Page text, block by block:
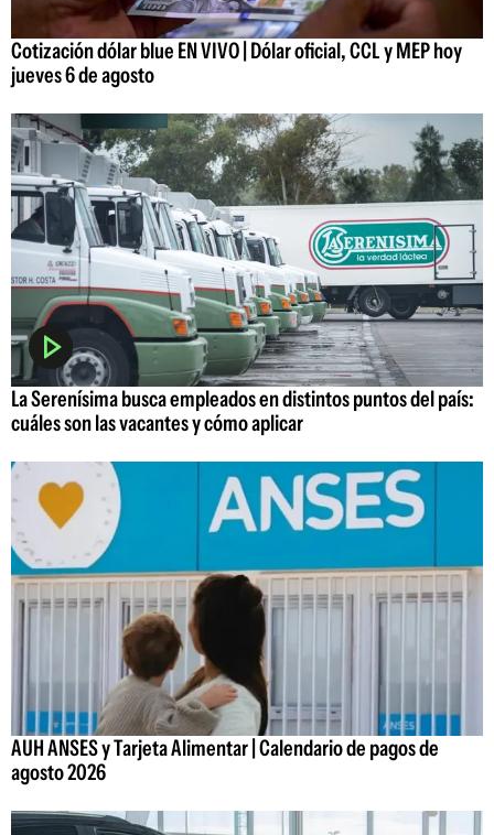
Cotización dólar blue EN VIVO | Dólar oficial, CCL y MEP hoy
jueves 6 de agosto
La Serenísima busca empleados en distintos puntos del país:
cuáles son las vacantes y cómo aplicar
AUH ANSES y Tarjeta Alimentar | Calendario de pagos de
agosto 2026